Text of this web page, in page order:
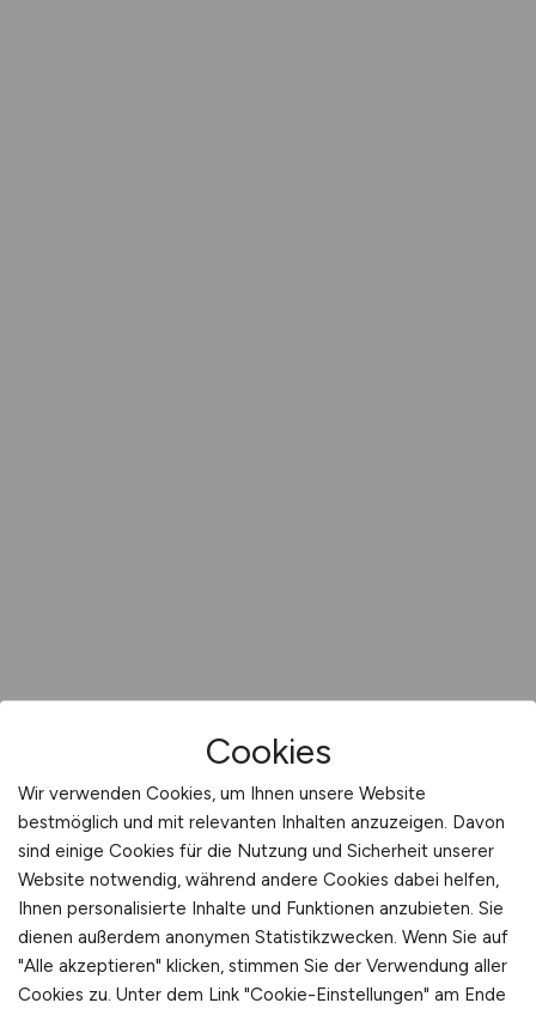
Cookies
Wir verwenden Cookies, um Ihnen unsere Website
bestmöglich und mit relevanten Inhalten anzuzeigen. Davon
sind einige Cookies für die Nutzung und Sicherheit unserer
Website notwendig, während andere Cookies dabei helfen,
Ihnen personalisierte Inhalte und Funktionen anzubieten. Sie
dienen außerdem anonymen Statistikzwecken. Wenn Sie auf
"Alle akzeptieren" klicken, stimmen Sie der Verwendung aller
Cookies zu. Unter dem Link "Cookie-Einstellungen" am Ende